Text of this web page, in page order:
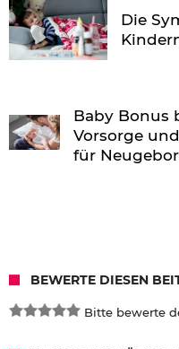
Die
Baby Bonus
Vorsorge
für
BEWERTE DIESEN
Bitte bewerte